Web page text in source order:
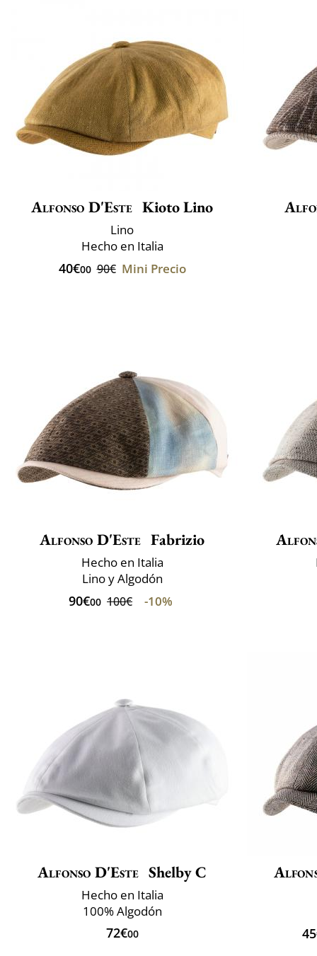
Alfonso D'Este Kioto Lino
Lino
Hecho en Italia
40€00 90€ Mini Precio
Alfonso D'Este Fabrizio
Hecho en Italia
Lino y Algodón
90€00 100€ -10%
Alfonso D'Este Shelby C
Hecho en Italia
100% Algodón
72€00